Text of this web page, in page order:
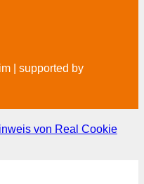
| supported by
von Real Cookie